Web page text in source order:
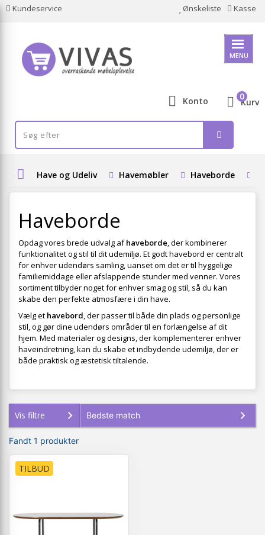
Kundeservice Ønskeliste Kasse
MENU
Konto Kurv
0
Have og Udeliv Havemøbler Haveborde
Haveborde
Opdag vores brede udvalg afhaveborde, der kombinerer
funktionalitet og stil til dit udemiljø. Et godt havebord er centralt
for enhver udendørs samling, uanset om det er til hyggelige
familiemiddage eller afslappende stunder med venner. Vores
sortiment tilbyder noget for enhver smag og stil, så du kan
skabe den perfekte atmosfære i din have.
Vælg et havebord, der passer til både din plads og personlige
stil, og gør dine udendørs områder til en forlængelse af dit
hjem. Med materialer og designs, der komplementerer enhver
haveindretning, kan du skabe et indbydende udemiljø, der er
både praktisk og æstetisk tiltalende.
Vis filtre
Fandt 1 produkter
TILBUD